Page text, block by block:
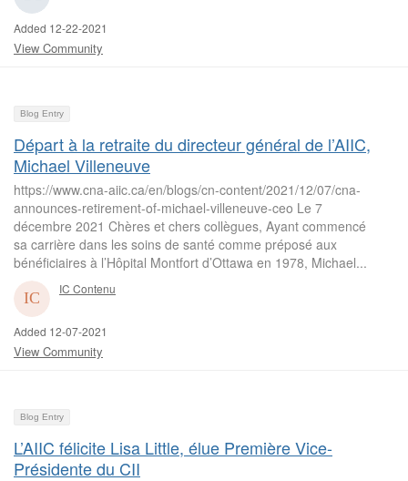
Added 12-22-2021
View Community
Blog Entry
Départ à la retraite du directeur général de l’AIIC,
Michael Villeneuve
https://www.cna-aiic.ca/en/blogs/cn-content/2021/12/07/cna-
announces-retirement-of-michael-villeneuve-ceo Le 7
décembre 2021 Chères et chers collègues, Ayant commencé
sa carrière dans les soins de santé comme préposé aux
bénéficiaires à l’Hôpital Montfort d’Ottawa en 1978, Michael...
IC Contenu
Added 12-07-2021
View Community
Blog Entry
L’AIIC félicite Lisa Little, élue Première Vice-
Présidente du CII